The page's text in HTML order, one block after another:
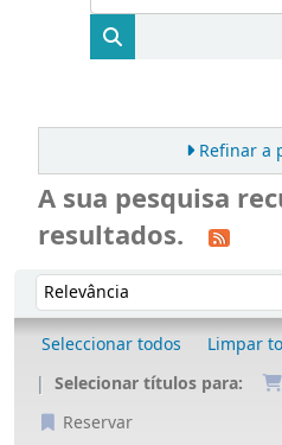
Refinar a
A sua pesquisa
resultados.
Ordenar
Ordenar por:
Seleccionar todos
Limpar
Selecionar títulos para:
Reservar